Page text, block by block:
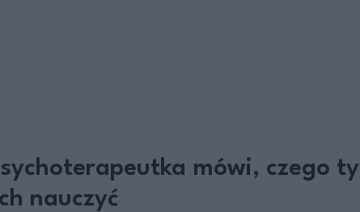
mówi, czego ty
nauczyć